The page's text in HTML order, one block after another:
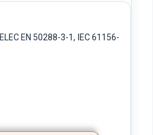
EN 50288-3-1, IEC 61156-